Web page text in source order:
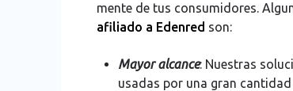
mente de tus consumidores.
afiliado a Edenred son:
Mayor alcance: Nuestras
usadas por una gran